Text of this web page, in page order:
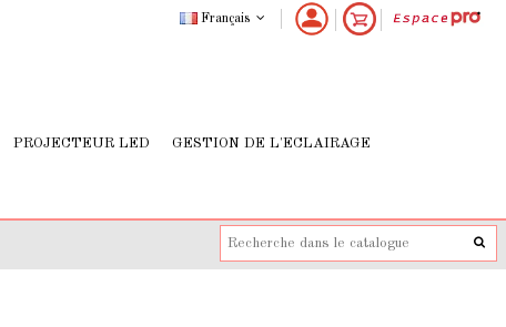
Français
PROJECTEUR LED GESTION DE L'ECLAIRAGE